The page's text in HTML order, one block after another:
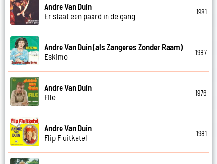
Andre Van Duin
Er staat een paard in de gang
1981
Andre Van Duin (als Zangeres Zonder Raam)
Eskimo
1987
Andre Van Duin
File
1976
Andre Van Duin
Flip Fluitketel
1981